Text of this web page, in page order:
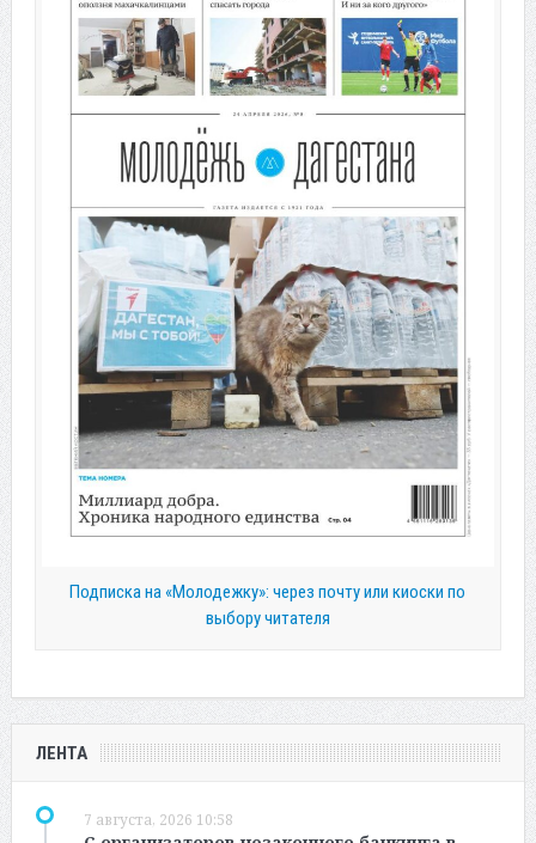
Подписка на «Молодежку»: через почту или киоски по
выбору читателя
ЛЕНТА
7 августа, 2026 10:58